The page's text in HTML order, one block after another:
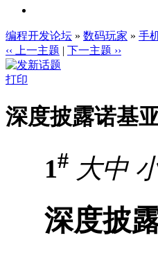
编程开发论坛 » 数码玩家 » 手
‹‹ 上一主题 | 下一主题 ››
打印
深度披露诺基
1# 大中
深度披